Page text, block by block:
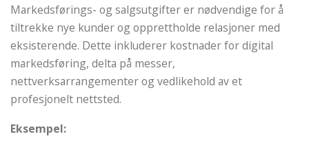
Markedsførings- og salgsutgifter er nødvendige for å
tiltrekke nye kunder og opprettholde relasjoner med
eksisterende. Dette inkluderer kostnader for digital
markedsføring, delta på messer,
nettverksarrangementer og vedlikehold av et
profesjonelt nettsted.
Eksempel: